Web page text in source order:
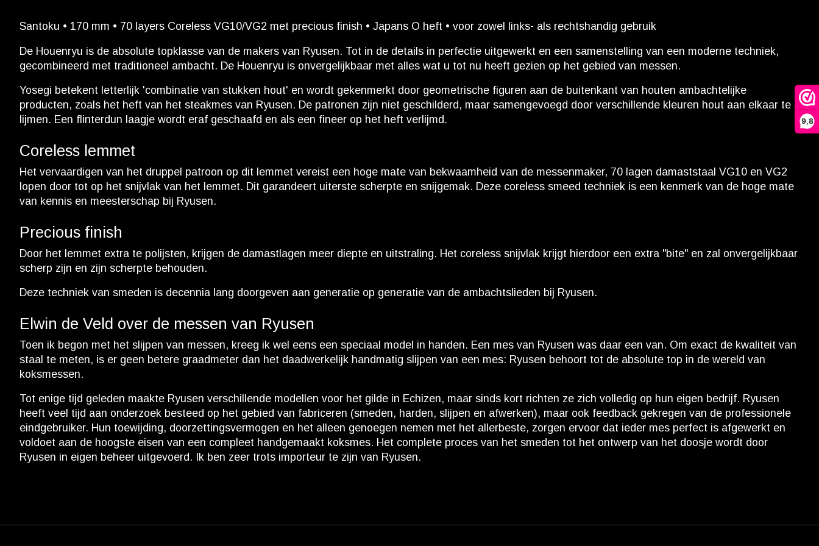
9,8
Santoku • 170 mm • 70 layers Coreless VG10/VG2 met precious finish • Japans O heft • voor zowel links- als rechtshandig gebruik
De Houenryu is de absolute topklasse van de makers van Ryusen. Tot in de details in perfectie uitgewerkt en een samenstelling van een moderne techniek,
gecombineerd met traditioneel ambacht. De Houenryu is onvergelijkbaar met alles wat u tot nu heeft gezien op het gebied van messen.
Yosegi betekent letterlijk 'combinatie van stukken hout' en wordt gekenmerkt door geometrische figuren aan de buitenkant van houten ambachtelijke
producten, zoals het heft van het steakmes van Ryusen. De patronen zijn niet geschilderd, maar samengevoegd door verschillende kleuren hout aan elkaar te
lijmen. Een flinterdun laagje wordt eraf geschaafd en als een fineer op het heft verlijmd.
Coreless lemmet
Het vervaardigen van het druppel patroon op dit lemmet vereist een hoge mate van bekwaamheid van de messenmaker, 70 lagen damaststaal VG10 en VG2
lopen door tot op het snijvlak van het lemmet. Dit garandeert uiterste scherpte en snijgemak. Deze coreless smeed techniek is een kenmerk van de hoge mate
van kennis en meesterschap bij Ryusen.
Precious finish
Door het lemmet extra te polijsten, krijgen de damastlagen meer diepte en uitstraling. Het coreless snijvlak krijgt hierdoor een extra "bite" en zal onvergelijkbaar
scherp zijn en zijn scherpte behouden.
Deze techniek van smeden is decennia lang doorgeven aan generatie op generatie van de ambachtslieden bij Ryusen.
Elwin de Veld over de messen van Ryusen
Toen ik begon met het slijpen van messen, kreeg ik wel eens een speciaal model in handen. Een mes van Ryusen was daar een van. Om exact de kwaliteit van
staal te meten, is er geen betere graadmeter dan het daadwerkelijk handmatig slijpen van een mes: Ryusen behoort tot de absolute top in de wereld van
koksmessen.
Tot enige tijd geleden maakte Ryusen verschillende modellen voor het gilde in Echizen, maar sinds kort richten ze zich volledig op hun eigen bedrijf. Ryusen
heeft veel tijd aan onderzoek besteed op het gebied van fabriceren (smeden, harden, slijpen en afwerken), maar ook feedback gekregen van de professionele
eindgebruiker. Hun toewijding, doorzettingsvermogen en het alleen genoegen nemen met het allerbeste, zorgen ervoor dat ieder mes perfect is afgewerkt en
voldoet aan de hoogste eisen van een compleet handgemaakt koksmes. Het complete proces van het smeden tot het ontwerp van het doosje wordt door
Ryusen in eigen beheer uitgevoerd. Ik ben zeer trots importeur te zijn van Ryusen.